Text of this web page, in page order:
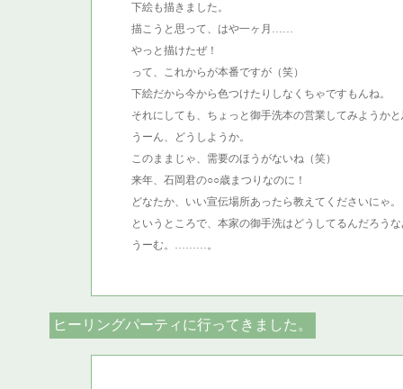
下絵も描きました。
描こうと思って、はや一ヶ月……
やっと描けたぜ！
って、これからが本番ですが（笑）
下絵だから今から色つけたりしなくちゃですもんね。
それにしても、ちょっと御手洗本の営業してみようか
うーん、どうしようか。
このままじゃ、需要のほうがないね（笑）
来年、石岡君の○○歳まつりなのに！
どなたか、いい宣伝場所あったら教えてくださいにゃ。
というところで、本家の御手洗はどうしてるんだろう
うーむ。………。
ヒーリングパーティに行ってきました。